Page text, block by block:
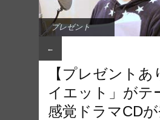
プレゼント
←
【プレゼントあ
イエット」がテ
感覚ドラマCDが